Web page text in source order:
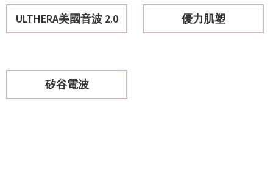
ULTHERA美國音波 2.0 優力肌塑
矽谷電波